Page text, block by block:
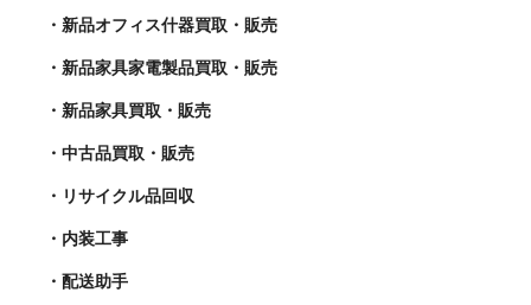
・新品オフィス什器買取・販売
・新品家具家電製品買取・販売
・新品家具買取・販売
・中古品買取・販売
・リサイクル品回収
・内装工事
・配送助手